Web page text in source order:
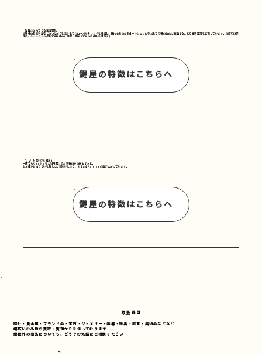
​「鍵屋だからできる高価買取」
世界中の顧客や業者とのつながりを活かしてグローバルトレンドを把握し、国内有数の古物オークションに参加して市場の動向に精通することで高額査定を実現しています。他店では評
価されないようなお品物でも徹底的に調査し最後までその可能性を探ります。
鍵屋の特徴はこちらへ
「リピート率90%越え」
一度でもKagiyaをご利用頂けたお客様はその後もずっと。
お友達やお知り合いを新たにご紹介いただき、ますますKagiyaの輪が広がっています。
鍵屋の特徴はこちらへ
取扱品目
時計・貴金属・ブランド品・宝石・ジュエリー・楽器・玩具・家電・美術品などなど
幅広いお品物の買取・質預かりを承っております
掲載外の商品についても、どうぞお気軽にご相談ください